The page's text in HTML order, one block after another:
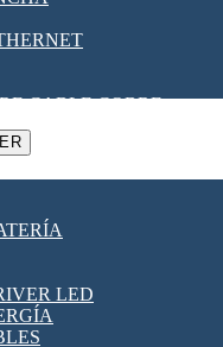
CABLE COBRE
LED